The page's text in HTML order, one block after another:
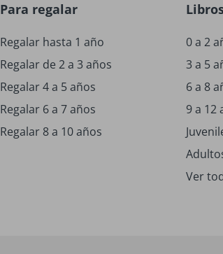
Para regalar
Regalar hasta 1 año
Regalar de 2 a 3 años
Regalar 4 a 5 años
Regalar 6 a 7 años
Regalar 8 a 10 años
0 a 2
3 a 5
6 a 8
9 a 12
Ver